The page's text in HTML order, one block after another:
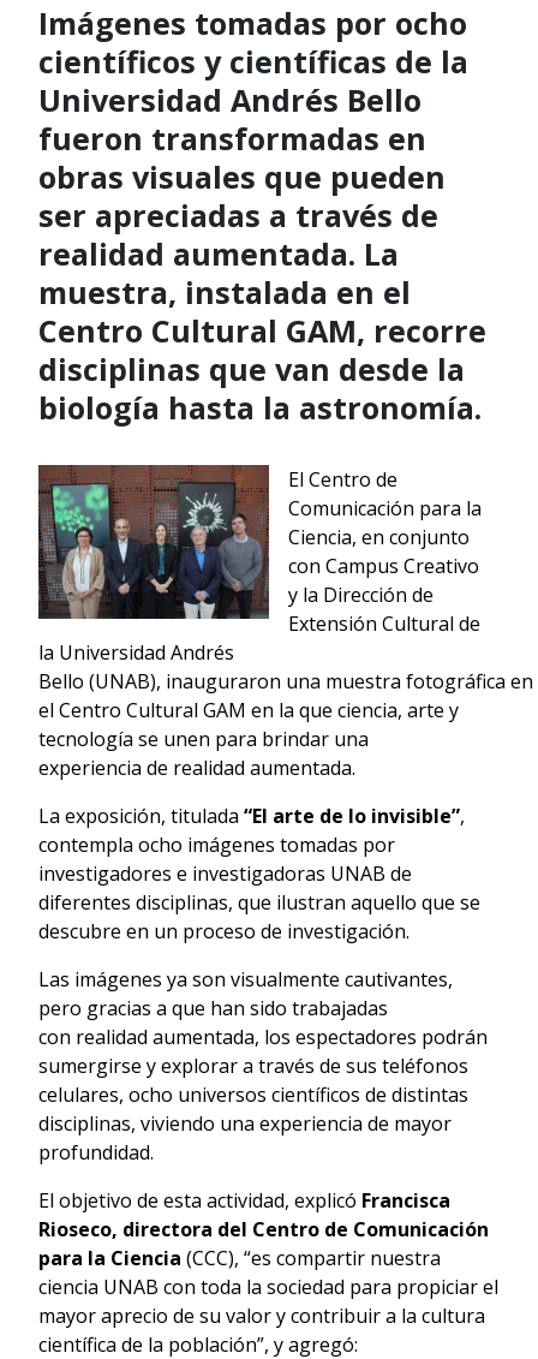
Imágenes tomadas por ocho
científicos y científicas de la
Universidad Andrés Bello
fueron transformadas en
obras visuales que pueden
ser apreciadas a través de
realidad aumentada. La
muestra, instalada en el
Centro Cultural GAM, recorre
disciplinas que van desde la
biología hasta la astronomía.
El Centro de
Comunicación para la
Ciencia, en conjunto
con Campus Creativo
y la Dirección de
Extensión Cultural de
la Universidad Andrés
Bello (UNAB), inauguraron una muestra fotográfica en
el Centro Cultural GAM en la que ciencia, arte y
tecnología se unen para brindar una
experiencia de realidad aumentada.
La exposición, titulada “El arte de lo invisible”,
contempla ocho imágenes tomadas por
investigadores e investigadoras UNAB de
diferentes disciplinas, que ilustran aquello que se
descubre en un proceso de investigación.
Las imágenes ya son visualmente cautivantes,
pero gracias a que han sido trabajadas
con realidad aumentada, los espectadores podrán
sumergirse y explorar a través de sus teléfonos
celulares, ocho universos científicos de distintas
disciplinas, viviendo una experiencia de mayor
profundidad.
El objetivo de esta actividad, explicó Francisca
Rioseco, directora del Centro de Comunicación
para la Ciencia (CCC), “es compartir nuestra
ciencia UNAB con toda la sociedad para propiciar el
mayor aprecio de su valor y contribuir a la cultura
científica de la población”, y agregó: